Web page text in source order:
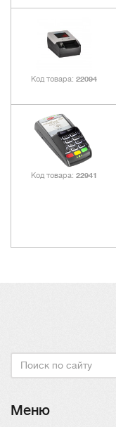
Код товара 22094
Код товара 22941
Поиск
Меню